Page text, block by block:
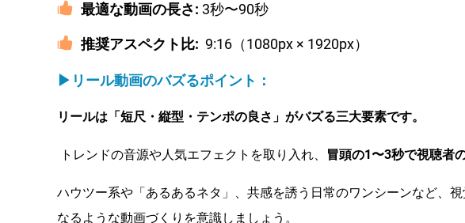
最適な動画の長さ: 3秒〜90秒
推奨アスペクト比: 9:16（1080px × 1920px）
▶リール動画のバズるポイント：
リールは「短尺・縦型・テンポの良さ」がバズる三大要素です。
トレンドの音源や人気エフェクトを取り入れ、 冒頭の1〜3秒で視聴者
ハウツー系や「あるあるネタ」、共感を誘う日常のワンシーンなど、
なるような動画づくりを意識しましょう。